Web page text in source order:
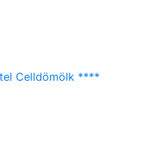
Celldömölk ****